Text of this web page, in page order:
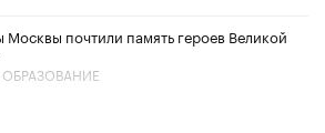
почтили память героев Великой